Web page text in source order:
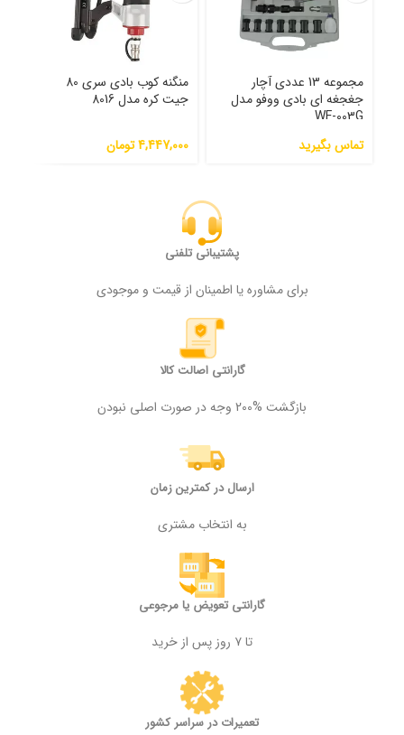
مجموعه 13 عددی آچار
جغجغه ای بادی ووفو مدل
WF-003G
تماس بگیرید
منگنه کوب بادی سری 80
جیت کره مدل 8016
4,447,000تومان
پشتیبانی تلفنی
برای مشاوره یا اطمینان از قیمت و موجودی
گارانتی اصالت کالا
بازگشت %200 وجه در صورت اصلی نبودن
ارسال در کمترین زمان
به انتخاب مشتری
گارانتی تعویض یا مرجوعی
تا ۷ روز پس از خرید
تعمیرات در سراسر کشور